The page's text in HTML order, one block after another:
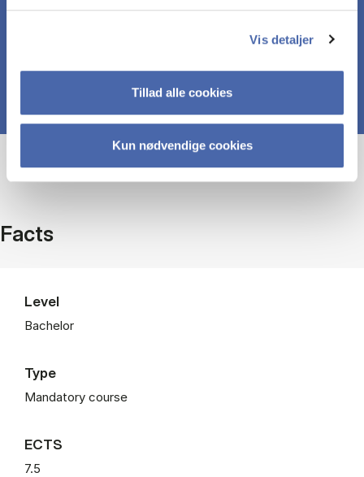
Vis detaljer
Tillad alle cookies
Kun nødvendige cookies
formulere sig fagligt i et klart og korrekt sprog
Facts
Level
Bachelor
Type
Mandatory course
ECTS
7.5